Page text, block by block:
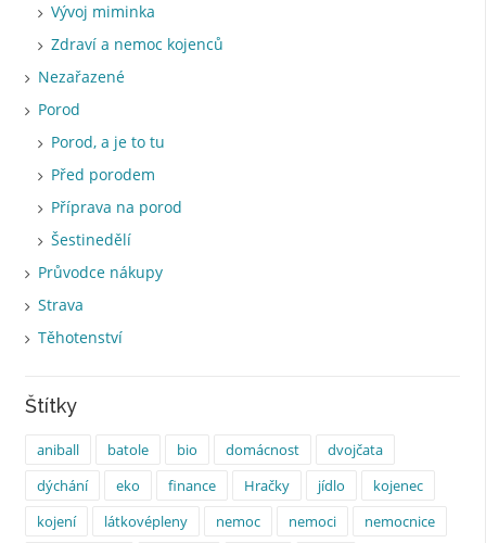
Vývoj miminka
Zdraví a nemoc kojenců
Nezařazené
Porod
Porod, a je to tu
Před porodem
Příprava na porod
Šestinedělí
Průvodce nákupy
Strava
Těhotenství
Štítky
aniball batole bio domácnost
dvojčata
dýchání
eko finance Hračky jídlo
kojenec
kojení
látkovépleny nemoc nemoci
nemocnice